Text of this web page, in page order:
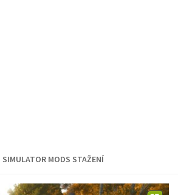
SIMULATOR MODS STAŽENÍ